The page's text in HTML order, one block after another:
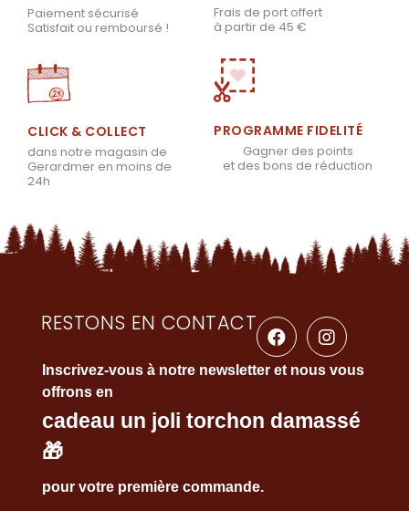
Paiement sécurisé
Satisfait ou remboursé !
Frais de port offert
à partir de 45 €
CLICK & COLLECT
dans notre magasin de
Gerardmer en moins de
24h
PROGRAMME FIDELITÉ
Gagner des points
et des bons de réduction
RESTONS EN CONTACT
Inscrivez-vous à notre newsletter et nous vous
offrons en
cadeau un joli torchon damassé
🎁
pour votre première commande.